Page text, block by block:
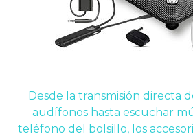
Desde la transmisión directa
audífonos hasta escuchar
teléfono del bolsillo, los